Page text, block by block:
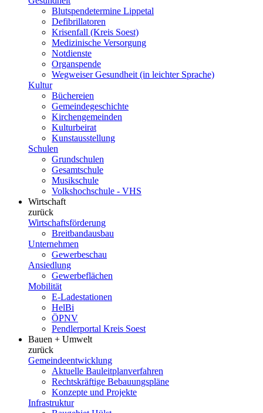
Blutspendetermine Lippetal
Defibrillatoren
Krisenfall (Kreis Soest)
Medizinische Versorgung
Notdienste
Organspende
Wegweiser Gesundheit (in leichter Sprache)
Kultur
Büchereien
Gemeindegeschichte
Kirchengemeinden
Kulturbeirat
Kunstausstellung
Schulen
Grundschulen
Gesamtschule
Musikschule
Volkshochschule - VHS
Wirtschaft
zurück
Wirtschaftsförderung
Breitbandausbau
Unternehmen
Gewerbeschau
Ansiedlung
Gewerbeflächen
Mobilität
E-Ladestationen
HelBi
ÖPNV
Pendlerportal Kreis Soest
Bauen + Umwelt
zurück
Gemeindeentwicklung
Aktuelle Bauleitplanverfahren
Rechtskräftige Bebauungspläne
Konzepte und Projekte
Infrastruktur